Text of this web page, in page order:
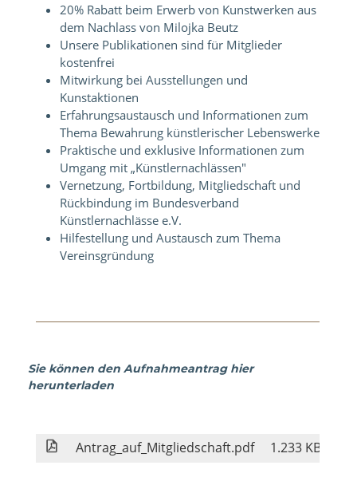
20% Rabatt beim Erwerb von Kunstwerken aus
dem Nachlass von Milojka Beutz
Unsere Publikationen sind für Mitglieder
kostenfrei
Mitwirkung bei Ausstellungen und
Kunstaktionen
Erfahrungsaustausch und Informationen zum
Thema Bewahrung künstlerischer Lebenswerke
Praktische und exklusive Informationen zum
Umgang mit „Künstlernachlässen"
Vernetzung, Fortbildung, Mitgliedschaft und
Rückbindung im Bundesverband
Künstlernachlässe e.V.
Hilfestellung und Austausch zum Thema
Vereinsgründung
Sie können den Aufnahmeantrag hier
herunterladen
Antrag_auf_Mitgliedschaft.pdf 1.233 KB